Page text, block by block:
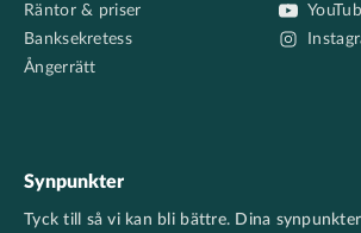
Räntor & priser
Banksekretess
Ångerrätt
Synpunkter
Tyck till så vi kan bli bättre. Dina